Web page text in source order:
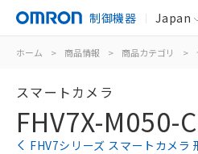
制御機器 Japan
ホーム > 商品情報 > 商品カテゴリ >
スマートカメラ
FHV7X-M050-C
FHV7シリーズ スマートカメラ